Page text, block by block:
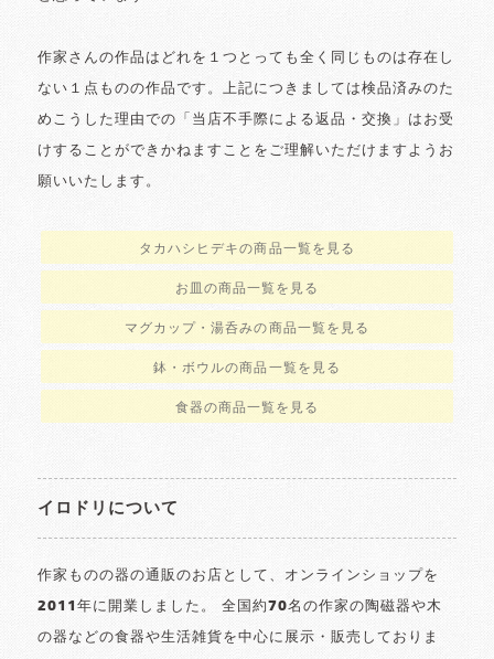
作家さんの作品はどれを１つとっても全く同じものは存在し
ない１点ものの作品です。上記につきましては検品済みのた
めこうした理由での「当店不手際による返品・交換」はお受
けすることができかねますことをご理解いただけますようお
願いいたします。
タカハシヒデキの商品一覧を見る
お皿の商品一覧を見る
マグカップ・湯呑みの商品一覧を見る
鉢・ボウルの商品一覧を見る
食器の商品一覧を見る
イロドリについて
作家ものの器の通販のお店として、オンラインショップを
2011年に開業しました。 全国約70名の作家の陶磁器や木
の器などの食器や生活雑貨を中心に展示・販売しておりま